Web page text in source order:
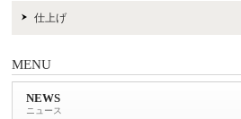
仕上げ
MENU
NEWS
ニュース